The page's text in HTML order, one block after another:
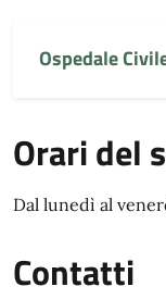
Ospedale
Orari del
Dal lunedì al
Contatti